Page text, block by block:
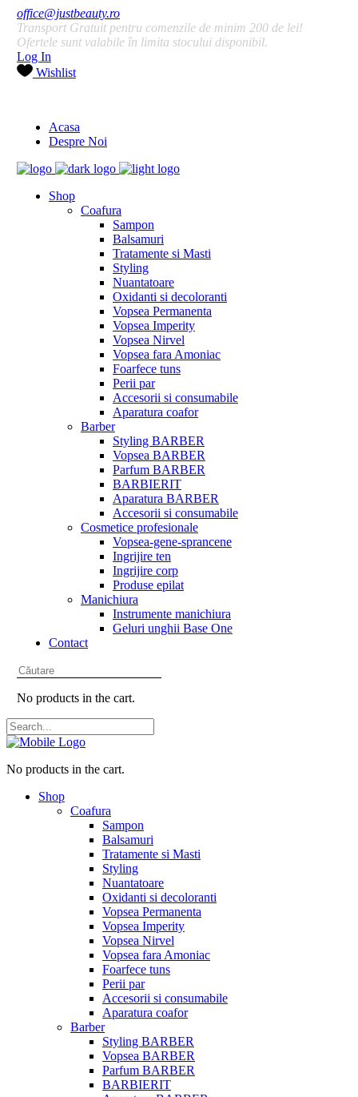
office@justbeauty.ro
Transport Gratuit pentru comenzile de minim 200 de lei!
Ofertele sunt valabile în limita stocului disponibil.
Log In
Wishlist
Acasa
Despre Noi
Shop
Coafura
Sampon
Balsamuri
Tratamente si Masti
Styling
Nuantatoare
Oxidanti si decoloranti
Vopsea Permanenta
Vopsea Imperity
Vopsea Nirvel
Vopsea fara Amoniac
Foarfece tuns
Perii par
Accesorii si consumabile
Aparatura coafor
Barber
Styling BARBER
Vopsea BARBER
Parfum BARBER
BARBIERIT
Aparatura BARBER
Accesorii si consumabile
Cosmetice profesionale
Vopsea-gene-sprancene
Ingrijire ten
Ingrijire corp
Produse epilat
Manichiura
Instrumente manichiura
Geluri unghii Base One
Contact
No products in the cart.
No products in the cart.
Shop
Coafura
Sampon
Balsamuri
Tratamente si Masti
Styling
Nuantatoare
Oxidanti si decoloranti
Vopsea Permanenta
Vopsea Imperity
Vopsea Nirvel
Vopsea fara Amoniac
Foarfece tuns
Perii par
Accesorii si consumabile
Aparatura coafor
Barber
Styling BARBER
Vopsea BARBER
Parfum BARBER
BARBIERIT